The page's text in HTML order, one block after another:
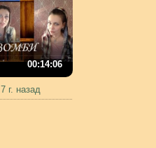
00:14:06
7 г. назад